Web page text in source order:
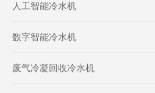
人工智能冷水机
数字智能冷水机
废气冷凝回收冷水机